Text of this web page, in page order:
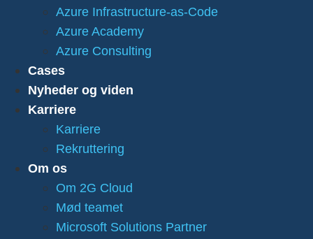
Azure Infrastructure-as-Code
Azure Academy
Azure Consulting
Cases
Nyheder og viden
Karriere
Karriere
Rekruttering
Om os
Om 2G Cloud
Mød teamet
Microsoft Solutions Partner